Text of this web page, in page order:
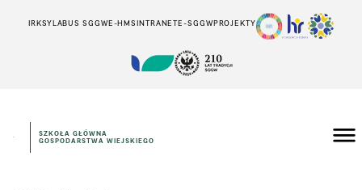
IRKSYLABUS SGGWE-HMSINTRANETE-SGGWPROJEKTY
Instytut
Inżynierii
SZKOŁA GŁÓWNA
GOSPODARSTWA WIEJSKIEGO